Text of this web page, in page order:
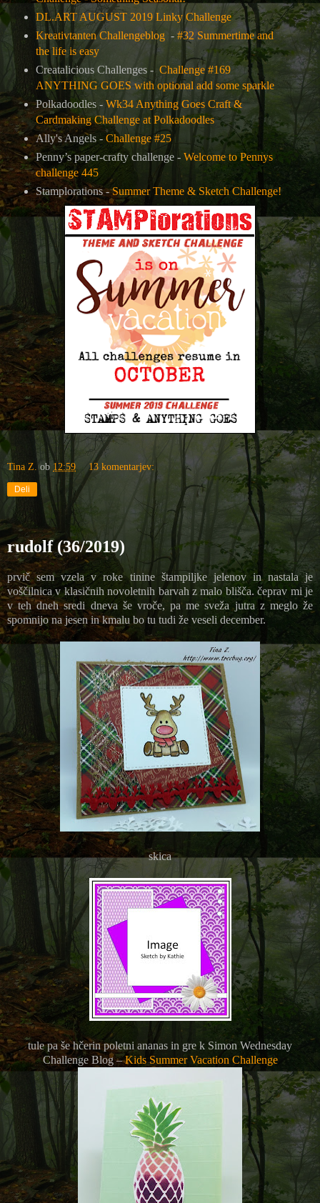
DL.ART AUGUST 2019 Linky Challenge
Kreativtanten Challengeblog- #32 Summertime and
the life is easy
Creatalicious Challenges - Challenge #169
ANYTHING GOES with optional add some sparkle
Polkadoodles - Wk34 Anything Goes Craft &
Cardmaking Challenge at Polkadoodles
Ally's Angels - Challenge #25
Penny’s paper-crafty challenge - Welcome to Pennys
challenge 445
Stamplorations -Summer Theme & Sketch Challenge!
Tina Z. ob 12:59 13 komentarjev:
Deli
rudolf (36/2019)
prvič sem vzela v roke tinine štampiljke jelenov in nastala je
voščilnica v klasičnih novoletnih barvah z malo blišča. čeprav mi je
v teh dneh sredi dneva še vroče, pa me sveža jutra z meglo že
spomnijo na jesen in kmalu bo tu tudi že veseli december.
skica
tule pa še hčerin poletni ananas in gre k Simon Wednesday
Challenge Blog –Kids Summer Vacation Challenge